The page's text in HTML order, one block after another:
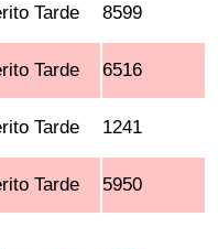
Tarde 8599
Tarde 6516
Tarde 1241
Tarde 5950